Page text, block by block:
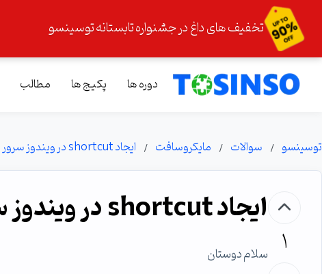
تخفیف های داغ در جشنواره تابستانه توسینسو
دوره ها پکیج ها مطالب
توسینسو سوالات مایکروسافت ایجاد shortcut در ویندوز سرور
1
ایجاد shortcut در ویندوز سرور
سلام دوستان